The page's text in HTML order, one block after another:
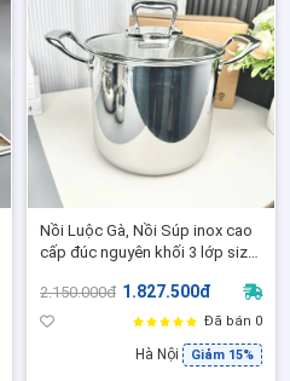
Nồi Luộc Gà, Nồi Súp inox cao
cấp đúc nguyên khối 3 lớp size
OYT280
2.150.000đ 1.827.500đ
Đã bán 0
Hà Nội Giảm 15%